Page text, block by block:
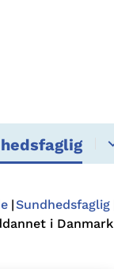
Sundhedsfaglig
i Danmark